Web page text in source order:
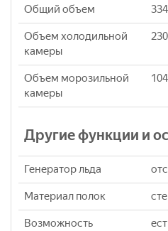
Общий объем
Объем холодильной
камеры
Объем морозильной
камеры
Другие функции и
Генератор льда
Материал полок
Возможность